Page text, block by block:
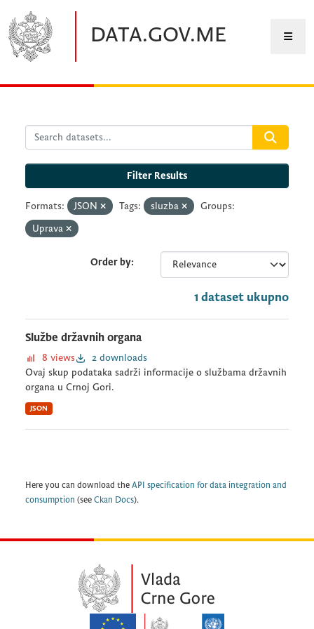
DATA.GOV.ME
Filter Results
Formats: JSON Tags: sluzba
Groups:
Uprava
Order by
1 dataset ukupno
Službe državnih organa
8 views
2 downloads
Ovaj skup podataka sadrži informacije o službama državnih
organa u Crnoj Gori.
JSON
Here you can download the API specification for data integration and
consumption (see Ckan Docs).